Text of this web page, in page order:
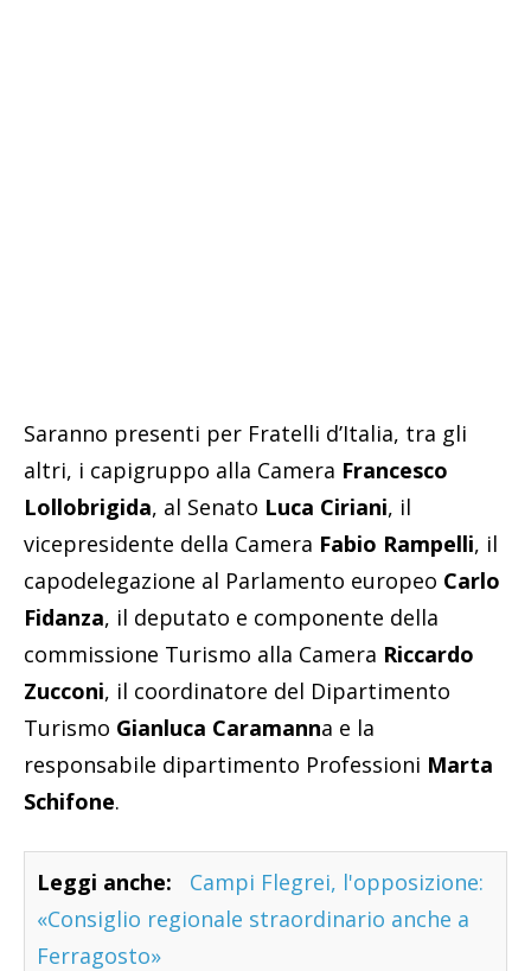
Saranno presenti per Fratelli d’Italia, tra gli
altri, i capigruppo alla Camera Francesco
Lollobrigida, al Senato Luca Ciriani, il
vicepresidente della Camera Fabio Rampelli, il
capodelegazione al Parlamento europeo Carlo
Fidanza, il deputato e componente della
commissione Turismo alla Camera Riccardo
Zucconi, il coordinatore del Dipartimento
Turismo Gianluca Caramanna e la
responsabile dipartimento Professioni Marta
Schifone.
Leggi anche:
Campi Flegrei, l'opposizione:
«Consiglio regionale straordinario anche a
Ferragosto»